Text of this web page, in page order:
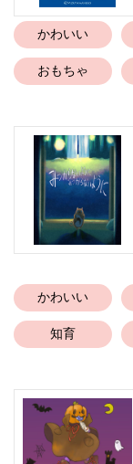
かわいい
おもちゃ
かわいい
知育